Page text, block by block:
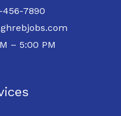
456-7890
– 5:00 PM